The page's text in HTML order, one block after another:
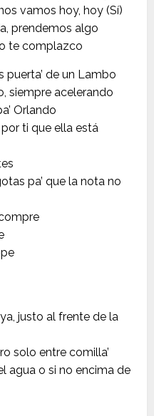
vamos hoy, hoy (Sí)
prendemos algo
te complazco
puerta’ de un Lambo
siempre acelerando
Orlando
ti que ella está
pa’ que la nota no
justo al frente de la
solo entre comilla’
agua o si no encima de